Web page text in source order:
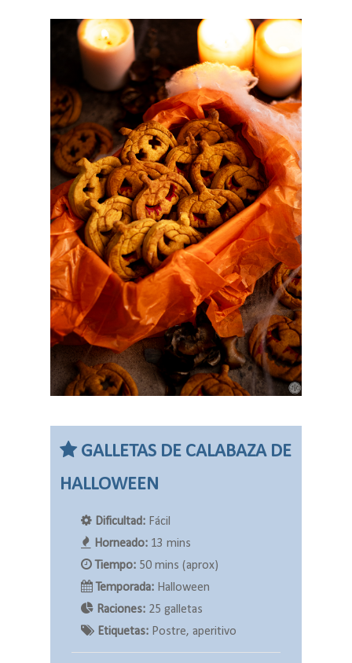
GALLETAS DE CALABAZA DE
HALLOWEEN
Dificultad: Fácil
Horneado: 13 mins
Tiempo: 50 mins (aprox)
Temporada: Halloween
Raciones: 25 galletas
Etiquetas: Postre, aperitivo